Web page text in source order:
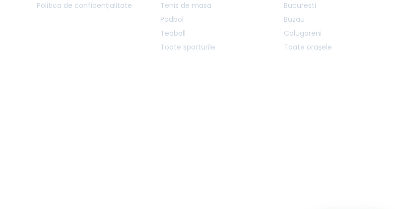
Politica de confidențialitate
Tenis de masa
Padbol
Teqball
Toate sporturile
Bucuresti
Buzau
Calugareni
Toate orașele